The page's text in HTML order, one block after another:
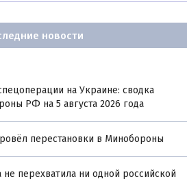
новости
на Украине: сводка
РФ на 5 августа 2026 года
перестановки в Минобороны
не перехватила ни одной российской